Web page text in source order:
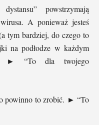
powstrzymają
A ponieważ jesteś
tym bardziej, do czego to
na podłodze w każdym
► “To dla twojego
powinno to zrobić. ► “To